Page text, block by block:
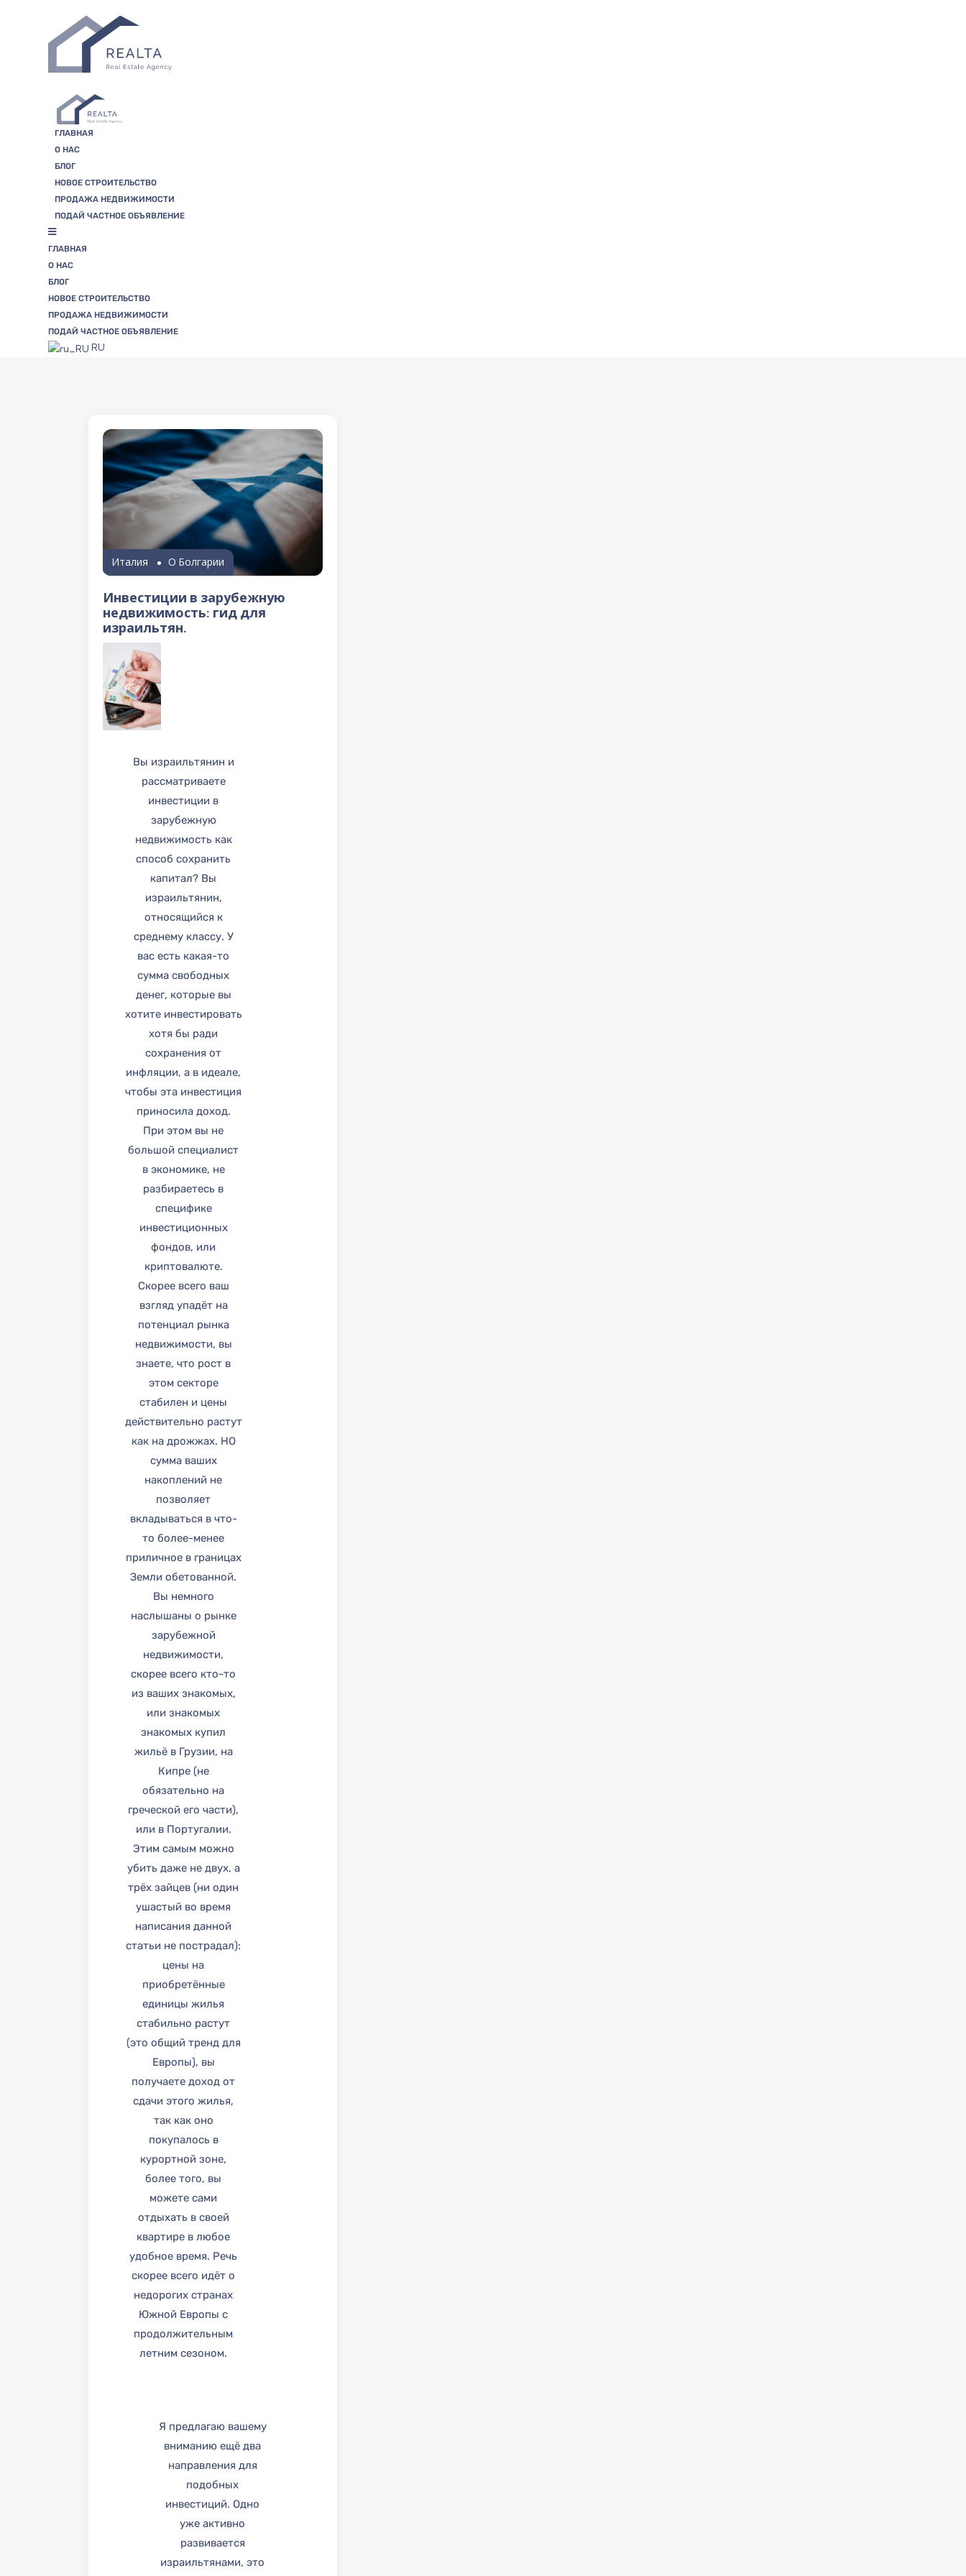
ГЛАВНАЯ
О НАС
БЛОГ
НОВОЕ СТРОИТЕЛЬСТВО
ПРОДАЖА НЕДВИЖИМОСТИ
ПОДАЙ ЧАСТНОЕ ОБЪЯВЛЕНИЕ
ГЛАВНАЯ
О НАС
БЛОГ
НОВОЕ СТРОИТЕЛЬСТВО
ПРОДАЖА НЕДВИЖИМОСТИ
ПОДАЙ ЧАСТНОЕ ОБЪЯВЛЕНИЕ
RU
Италия О Болгарии
Инвестиции в зарубежную
недвижимость: гид для
израильтян.
Вы израильтянин и
рассматриваете
инвестиции в
зарубежную
недвижимость как
способ сохранить
капитал? Вы
израильтянин,
относящийся к
среднему классу. У
вас есть какая-то
сумма свободных
денег, которые вы
хотите инвестировать
хотя бы ради
сохранения от
инфляции, а в идеале,
чтобы эта инвестиция
приносила доход.
При этом вы не
большой специалист
в экономике, не
разбираетесь в
специфике
инвестиционных
фондов, или
криптовалюте.
Скорее всего ваш
взгляд упадёт на
потенциал рынка
недвижимости, вы
знаете, что рост в
этом секторе
стабилен и цены
действительно растут
как на дрожжах. НО
сумма ваших
накоплений не
позволяет
вкладываться в что-
то более-менее
приличное в границах
Земли обетованной.
Вы немного
наслышаны о рынке
зарубежной
недвижимости,
скорее всего кто-то
из ваших знакомых,
или знакомых
знакомых купил
жильё в Грузии, на
Кипре (не
обязательно на
греческой его части),
или в Португалии.
Этим самым можно
убить даже не двух, а
трёх зайцев (ни один
ушастый во время
написания данной
статьи не пострадал):
цены на
приобретённые
единицы жилья
стабильно растут
(это общий тренд для
Европы), вы
получаете доход от
сдачи этого жилья,
так как оно
покупалось в
курортной зоне,
более того, вы
можете сами
отдыхать в своей
квартире в любое
удобное время. Речь
скорее всего идёт о
недорогих странах
Южной Европы с
продолжительным
летним сезоном.
Я предлагаю вашему
вниманию ещё два
направления для
подобных
инвестиций. Одно
уже активно
развивается
израильтянами, это